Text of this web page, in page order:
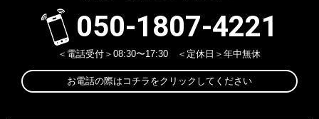
050-1807-4221
＜電話受付＞08:30〜17:30 ＜定休日＞年中無休
お電話の際はコチラをクリックしてください